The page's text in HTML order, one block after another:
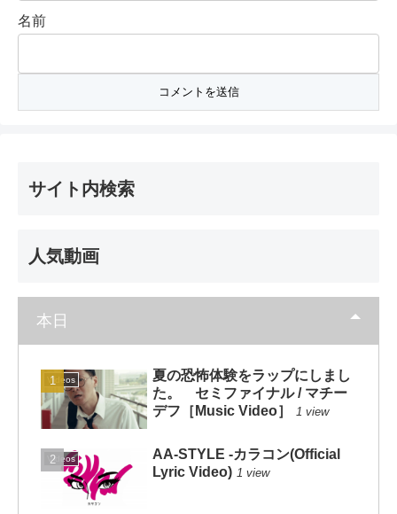
名前
サイト内検索
人気動画
本日
Videos
夏の恐怖体験をラップにしまし
た。 セミファイナル / マチー
デフ［Music Video］
1 view
Videos
AA-STYLE -カラコン(Official
Lyric Video) 1 view